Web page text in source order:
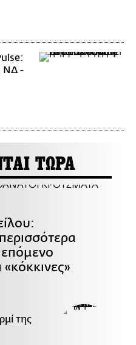
ΝΔ -
ΤΩΡΑ
της